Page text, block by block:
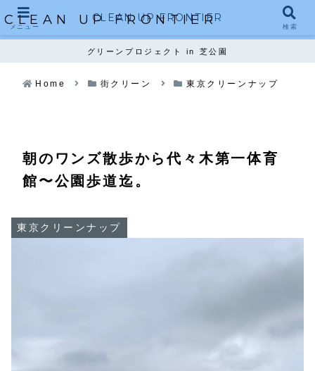
CLEAN UP FRONTIER
グリーンプロジェクト in 芝公園
Home 街クリーン 東京クリーンナップ
朝のワンズ散歩から代々木第一体育
館〜公園歩道迄。
東京クリーンナップ
メニュー
CLEAN UP FRONTIER
検索